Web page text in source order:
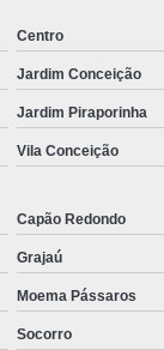
Centro
Jardim Conceição
Jardim Piraporinha
Vila Conceição
Capão Redondo
Grajaú
Moema Pássaros
Socorro